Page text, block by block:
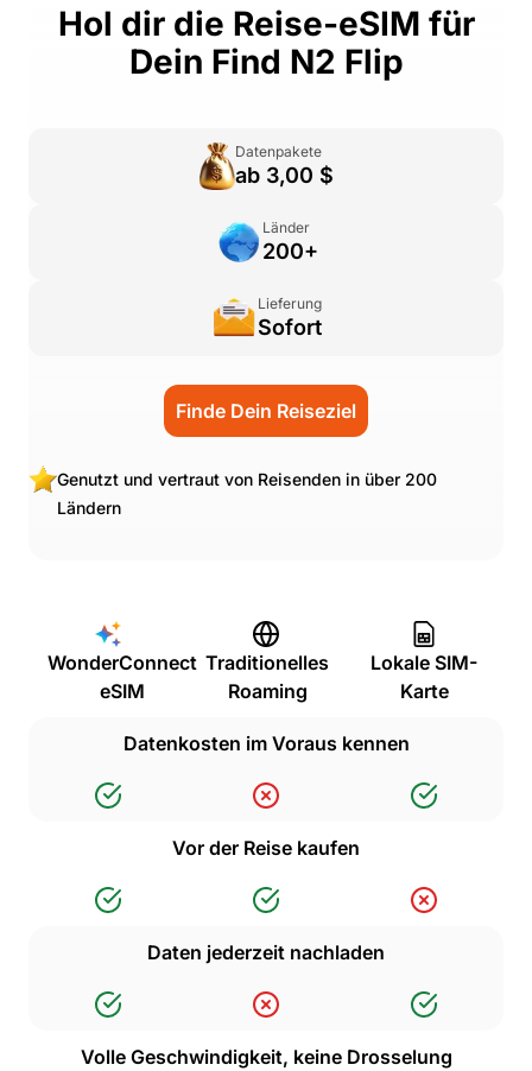
Hol dir die Reise-eSIM für
Dein Find N2 Flip
Datenpakete
ab 3,00 $
Länder
200+
Lieferung
Sofort
Finde Dein Reiseziel
Genutzt und vertraut von Reisenden in über 200
Ländern
WonderConnect
eSIM
Traditionelles
Roaming
Lokale SIM-
Karte
Datenkosten im Voraus kennen
Vor der Reise kaufen
Daten jederzeit nachladen
Volle Geschwindigkeit, keine Drosselung